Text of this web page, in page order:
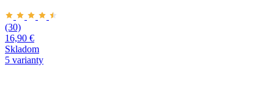
(30)
16,90 €
Skladom
5 varianty